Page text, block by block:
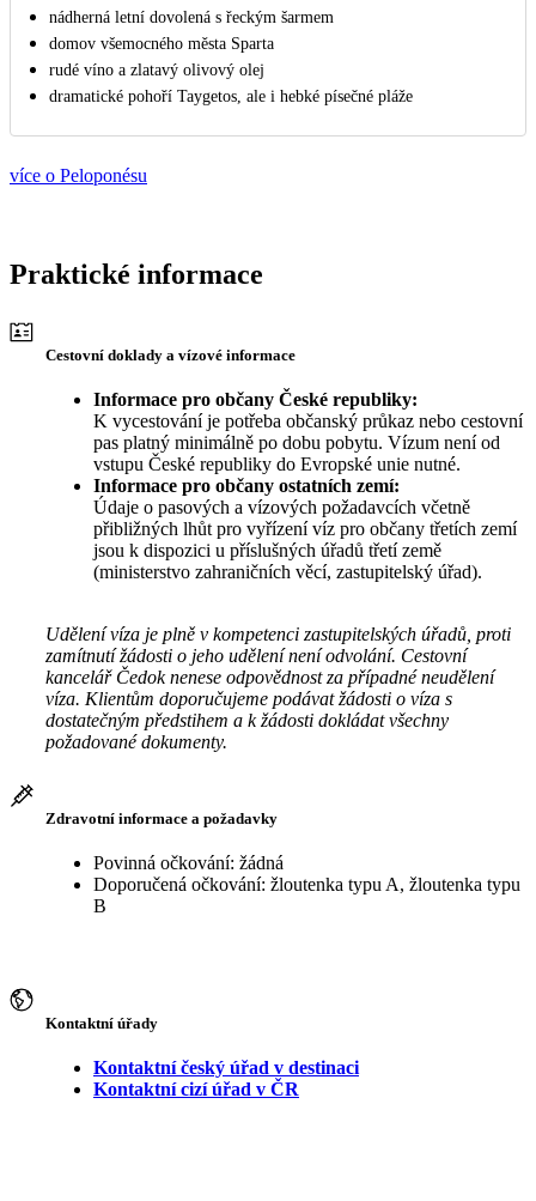
nádherná letní dovolená s řeckým šarmem
domov všemocného města Sparta
rudé víno a zlatavý olivový olej
dramatické pohoří Taygetos, ale i hebké písečné pláže
více o Peloponésu
Praktické informace
Cestovní doklady a vízové informace
Informace pro občany České republiky:
K vycestování je potřeba občanský průkaz nebo cestovní
pas platný minimálně po dobu pobytu. Vízum není od
vstupu České republiky do Evropské unie nutné.
Informace pro občany ostatních zemí:
Údaje o pasových a vízových požadavcích včetně
přibližných lhůt pro vyřízení víz pro občany třetích zemí
jsou k dispozici u příslušných úřadů třetí země
(ministerstvo zahraničních věcí, zastupitelský úřad).
Udělení víza je plně v kompetenci zastupitelských úřadů, proti
zamítnutí žádosti o jeho udělení není odvolání. Cestovní
kancelář Čedok nenese odpovědnost za případné neudělení
víza. Klientům doporučujeme podávat žádosti o víza s
dostatečným předstihem a k žádosti dokládat všechny
požadované dokumenty.
Zdravotní informace a požadavky
Povinná očkování: žádná
Doporučená očkování: žloutenka typu A, žloutenka typu
B
Kontaktní úřady
Kontaktní český úřad v destinaci
Kontaktní cizí úřad v ČR